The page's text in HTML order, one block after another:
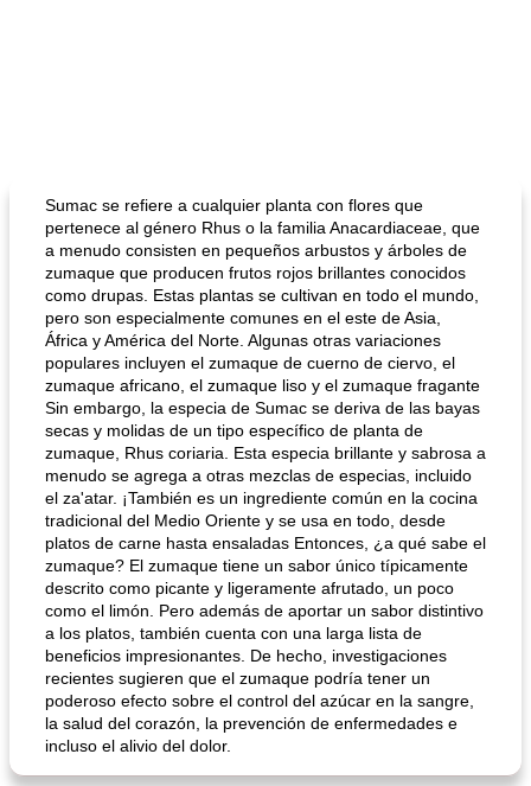
Sumac se refiere a cualquier planta con flores que
pertenece al género Rhus o la familia Anacardiaceae, que
a menudo consisten en pequeños arbustos y árboles de
zumaque que producen frutos rojos brillantes conocidos
como drupas. Estas plantas se cultivan en todo el mundo,
pero son especialmente comunes en el este de Asia,
África y América del Norte. Algunas otras variaciones
populares incluyen el zumaque de cuerno de ciervo, el
zumaque africano, el zumaque liso y el zumaque fragante
Sin embargo, la especia de Sumac se deriva de las bayas
secas y molidas de un tipo específico de planta de
zumaque, Rhus coriaria. Esta especia brillante y sabrosa a
menudo se agrega a otras mezclas de especias, incluido
el za'atar. ¡También es un ingrediente común en la cocina
tradicional del Medio Oriente y se usa en todo, desde
platos de carne hasta ensaladas Entonces, ¿a qué sabe el
zumaque? El zumaque tiene un sabor único típicamente
descrito como picante y ligeramente afrutado, un poco
como el limón. Pero además de aportar un sabor distintivo
a los platos, también cuenta con una larga lista de
beneficios impresionantes. De hecho, investigaciones
recientes sugieren que el zumaque podría tener un
poderoso efecto sobre el control del azúcar en la sangre,
la salud del corazón, la prevención de enfermedades e
incluso el alivio del dolor.